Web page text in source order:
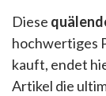
Diese
hochwertiges
kauft, endet
Artikel die